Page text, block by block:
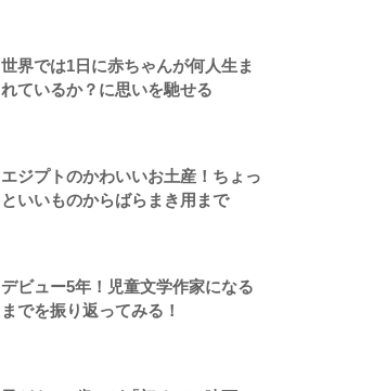
世界では1日に赤ちゃんが何人生ま
れているか？に思いを馳せる
エジプトのかわいいお土産！ちょっ
といいものからばらまき用まで
デビュー5年！児童文学作家になる
までを振り返ってみる！